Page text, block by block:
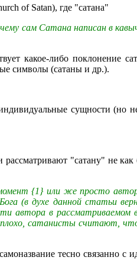
of Satan), где "сатана"
сам Сатана написан в
какое-либо поклонение
символы (сатаны и др.).
сущности (но
"сатану" не
{1} или же просто
(в духе данной статьи
автора в
сатанисты считают,
тесно связанно с